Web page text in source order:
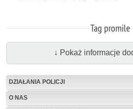
Tag promile
↓ Pokaż informacje
DZIAŁANIA POLICJI
O NAS